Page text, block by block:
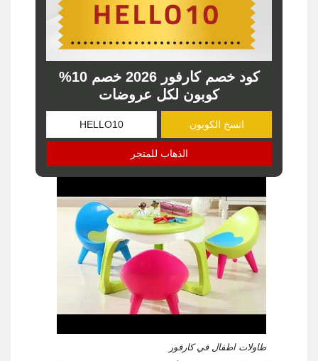
كود خصم كارفور 2026 خصم 10%
كوبون لكل عروضات
انسخ الكوبون
الذهاب للمتجر
طاولات اطفال في كارفور